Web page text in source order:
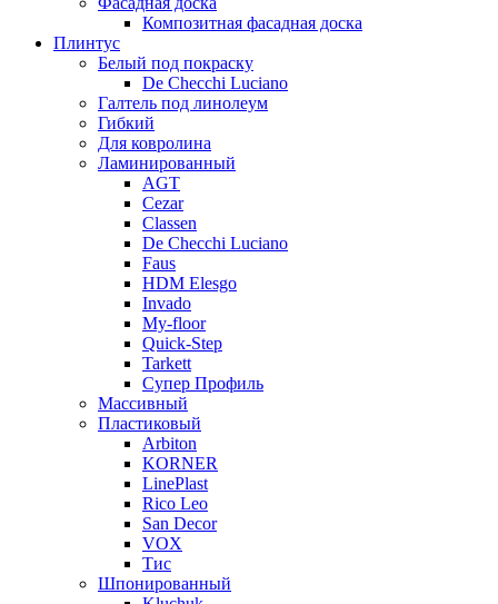
Композитная фасадная доска
Плинтус
Белый под покраску
De Checchi Luciano
Галтель под линолеум
Гибкий
Для ковролина
Ламинированный
AGT
Cezar
Classen
De Checchi Luciano
Faus
HDM Elesgo
Invado
My-floor
Quick-Step
Tarkett
Супер Профиль
Массивный
Пластиковый
Arbiton
KORNER
LinePlast
Rico Leo
San Decor
VOX
Тис
Шпонированный